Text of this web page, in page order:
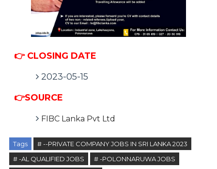
👉 CLOSING DATE
2023-05-15
👉SOURCE
FIBC Lanka Pvt Ltd
Tags
# --PRIVATE COMPANY JOBS IN SRI LANKA 2023
# -AL QUALIFIED JOBS
# -POLONNARUWA JOBS